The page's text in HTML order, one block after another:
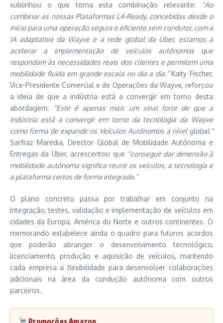
sublinhou o que torna esta combinação relevante:
“Ao
combinar as nossas Plataformas L4-Ready, concebidas desde o
início para uma operação segura e eficiente sem condutor, com a
IA adaptativa da Wayve e a rede global da Uber, estamos a
acelerar a implementação de veículos autónomos que
respondam às necessidades reais dos clientes e permitem uma
mobilidade fluida em grande escala no dia a dia.”Kaity Fischer,
Vice-Presidente Comercial e de Operações da Wayve, reforçou
a ideia de que a indústria está a convergir em torno desta
abordagem:
“Este é apenas mais um sinal forte de que a
indústria está a convergir em torno da tecnologia da Wayve
como forma de expandir os Veículos Autónomos a nível global.”
Sarfraz Maredia, Director Global de Mobilidade Autónoma e
Entregas da Uber, acrescentou que “conseguir dar dimensão à
mobilidade autónoma significa reunir os veículos, a tecnologia e
a plataforma certos de forma integrada.”
O plano concreto passa por trabalhar em conjunto na
integração, testes, validação e implementação de veículos em
cidades da Europa, América do Norte e outros continentes. O
memorando estabelece ainda o quadro para futuros acordos
que poderão abranger o desenvolvimento tecnológico,
licenciamento, produção e aquisição de veículos, mantendo
cada empresa a flexibilidade para desenvolver colaborações
adicionais na área da condução autónoma com outros
parceiros.